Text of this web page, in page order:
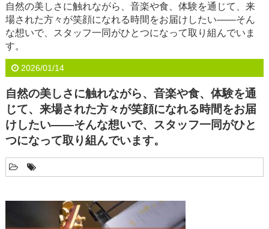
自然の美しさに触れながら、音楽や食、体験を通じて、来
場された方々が笑顔になれる時間をお届けしたい――そん
な想いで、スタッフ一同がひとつになって取り組んでいま
す。
2026/01/14
自然の美しさに触れながら、音楽や食、体験を通
じて、来場された方々が笑顔になれる時間をお届
けしたい――そんな想いで、スタッフ一同がひと
つになって取り組んでいます。